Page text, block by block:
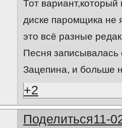
Тот
диске паромщика не
это всё разные
Песня записывалась
Зацепина, и больше
+2
Поделиться11-